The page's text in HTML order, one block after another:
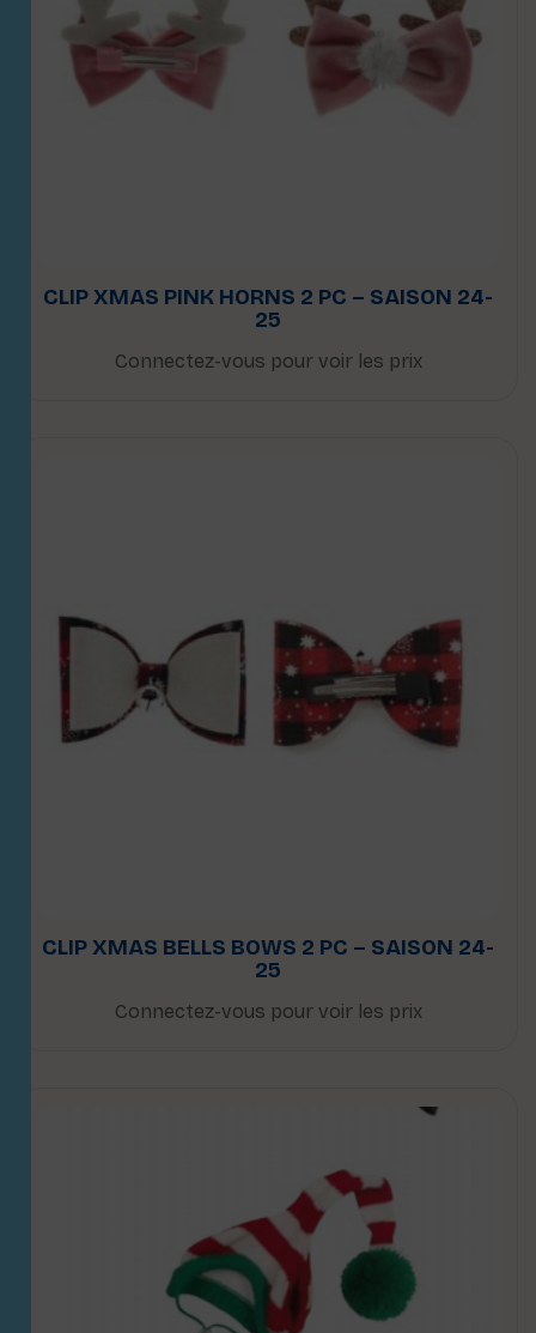
CLIP XMAS PINK HORNS 2 PC – SAISON 24-
25
Connectez-vous pour voir les prix
CLIP XMAS BELLS BOWS 2 PC – SAISON 24-
25
Connectez-vous pour voir les prix